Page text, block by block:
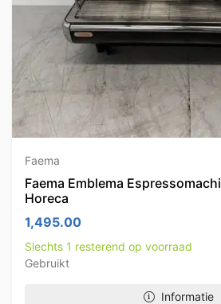
Faema
Faema Emblema
Horeca
1,495.00
Slechts 1 resterend op voorraad
Gebruikt
Informatie